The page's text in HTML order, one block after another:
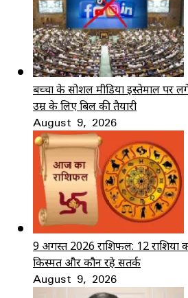
बच्चों के सोशल मीडिया इस्तेमाल पर
उम्र के लिए बिल की तैयारी
August 9, 2026
9 अगस्त 2026 राशिफल: 12 राशियों
किस्मत और कौन रहे सतर्क
August 9, 2026